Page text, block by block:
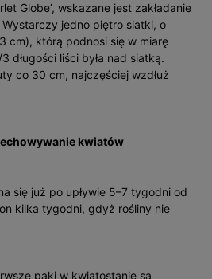
Globe’, wskazane jest zakładanie
jedno piętro siatki, o
cm), którą podnosi się w miarę
długości liści była nad siatką.
co 30 cm, najczęściej wzdłuż
kwiatów
się już po upływie 5–7 tygodni od
kilka tygodni, gdyż roś­liny nie
pąki w kwiatostanie są